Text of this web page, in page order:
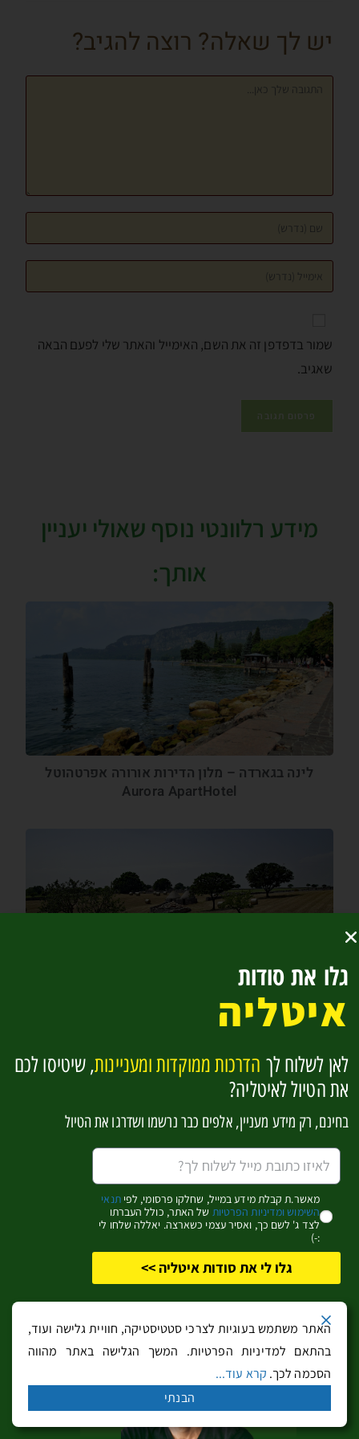
p
er
k
יש לך שאלה? רוצה להגיב?
שמור בדפדפן זה את השם, האימייל והאתר שלי לפעם הבאה
שאגיב.
מידע רלוונטי נוסף שאולי יעניין
אותך:
לינה בגארדה – מלון הדירות אורורה אפרטהוטל
Aurora ApartHotel
12 מלונות לנופש מושלם בפוליה ומאטרה
הפנתאון Pantheon – טעימה מרומא העתיקה בלב
העיר המודרנית
פארמה היפה – מולדת גבינת הפּרמזן
האתר משתמש בעוגיות לצרכי סטטיסטיקה, חוויית גלישה ועוד,
בהתאם למדיניות הפרטיות. המשך הגלישה באתר מהווה
הסכמה לכך. קרא עוד...
הבנתי
גלו את סודות
איטליה
לאן לשלוח לך הדרכות ממוקדות ומעניינות, שיטיסו לכם
את הטיול לאיטליה?
בחינם, רק מידע מעניין, אלפים כבר נרשמו ושדרגו את הטיול
מאשר.ת קבלת מידע במייל, שחלקו פרסומי, לפיתנאי
השימוש ומדיניות הפרטיות של האתר, כולל העברתו
לצד ג' לשם כך, ואסיר עצמי כשארצה. יאללה שלחו לי
:-)
גלו לי את סודות איטליה >>